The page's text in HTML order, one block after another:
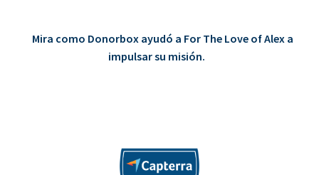
Mira como Donorbox ayudó a For The Love of Alex a
impulsar su misión.